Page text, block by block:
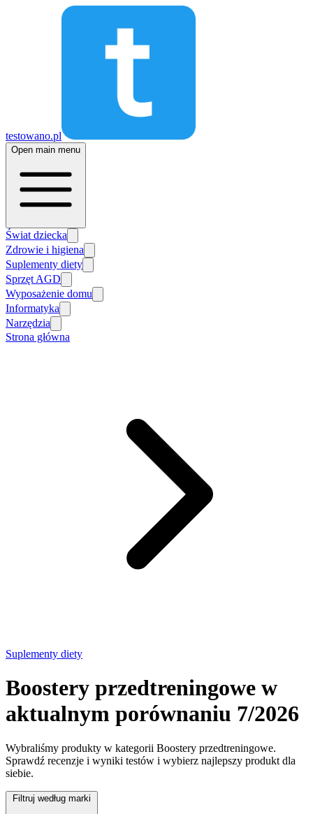
testowano.pl
Open main menu
Świat dziecka
Zdrowie i higiena
Suplementy diety
Sprzęt AGD
Wyposażenie domu
Informatyka
Narzędzia
Strona główna
Suplementy diety
Boostery przedtreningowe w
aktualnym porównaniu 7/2026
Wybraliśmy produkty w kategorii Boostery przedtreningowe.
Sprawdź recenzje i wyniki testów i wybierz najlepszy produkt dla
siebie.